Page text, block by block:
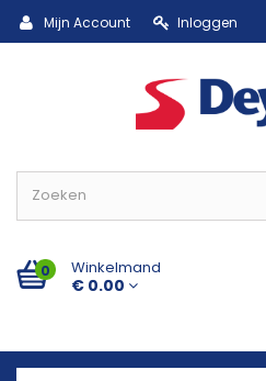
Mijn Account Inloggen
0 Winkelmand
€ 0.00